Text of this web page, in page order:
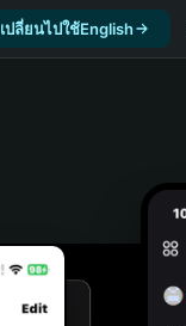
เปลี่ยนไปใช้English